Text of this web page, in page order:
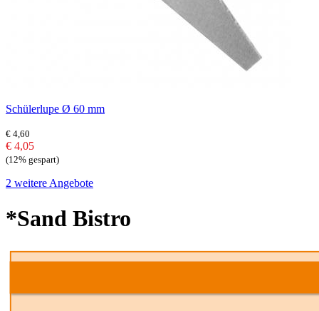
Schülerlupe Ø 60 mm
€ 4,60
€ 4,05
(12% gespart)
2 weitere Angebote
*Sand Bistro